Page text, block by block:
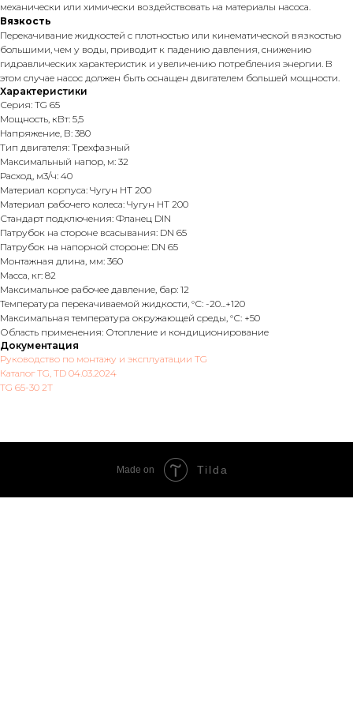
механически или химически воздействовать на материалы насоса.
Вязкость
Перекачивание жидкостей с плотностью или кинематической вязкостью
большими, чем у воды, приводит к падению давления, снижению
гидравлических характеристик и увеличению потребления энергии. В
этом случае насос должен быть оснащен двигателем большей мощности.
Характеристики
Серия: TG 65
Мощность, кВт: 5,5
Напряжение, В: 380
Тип двигателя: Трехфазный
Максимальный напор, м: 32
Расход, м3/ч: 40
Материал корпуса: Чугун НТ 200
Материал рабочего колеса: Чугун HT 200
Стандарт подключения: Фланец DIN
Патрубок на стороне всасывания: DN 65
Патрубок на напорной стороне: DN 65
Монтажная длина, мм: 360
Масса, кг: 82
Максимальное рабочее давление, бар: 12
Температура перекачиваемой жидкости, °С: -20...+120
Максимальная температура окружающей среды, °С: +50
Область применения: Отопление и кондиционирование
Документация
Руководство по монтажу и эксплуатации TG
Каталог TG, TD 04.03.2024
TG 65-30 2T
Made on Tilda